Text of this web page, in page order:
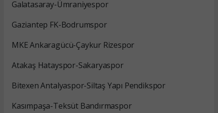
Galatasaray-Ümraniyespor
Gaziantep FK-Bodrumspor
MKE Ankaragücü-Çaykur Rizespor
Atakaş Hatayspor-Sakaryaspor
Bitexen Antalyaspor-Siltaş Yapı Pendikspor
Kasımpaşa-Teksüt Bandırmaspor